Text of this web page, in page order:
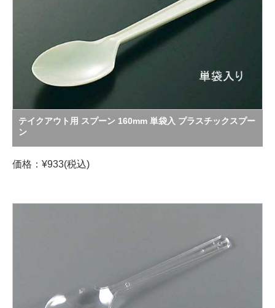
テイクアウト用 スプーン 160mm 単袋入 プラスチックスプー
ン
価格：¥933(税込)